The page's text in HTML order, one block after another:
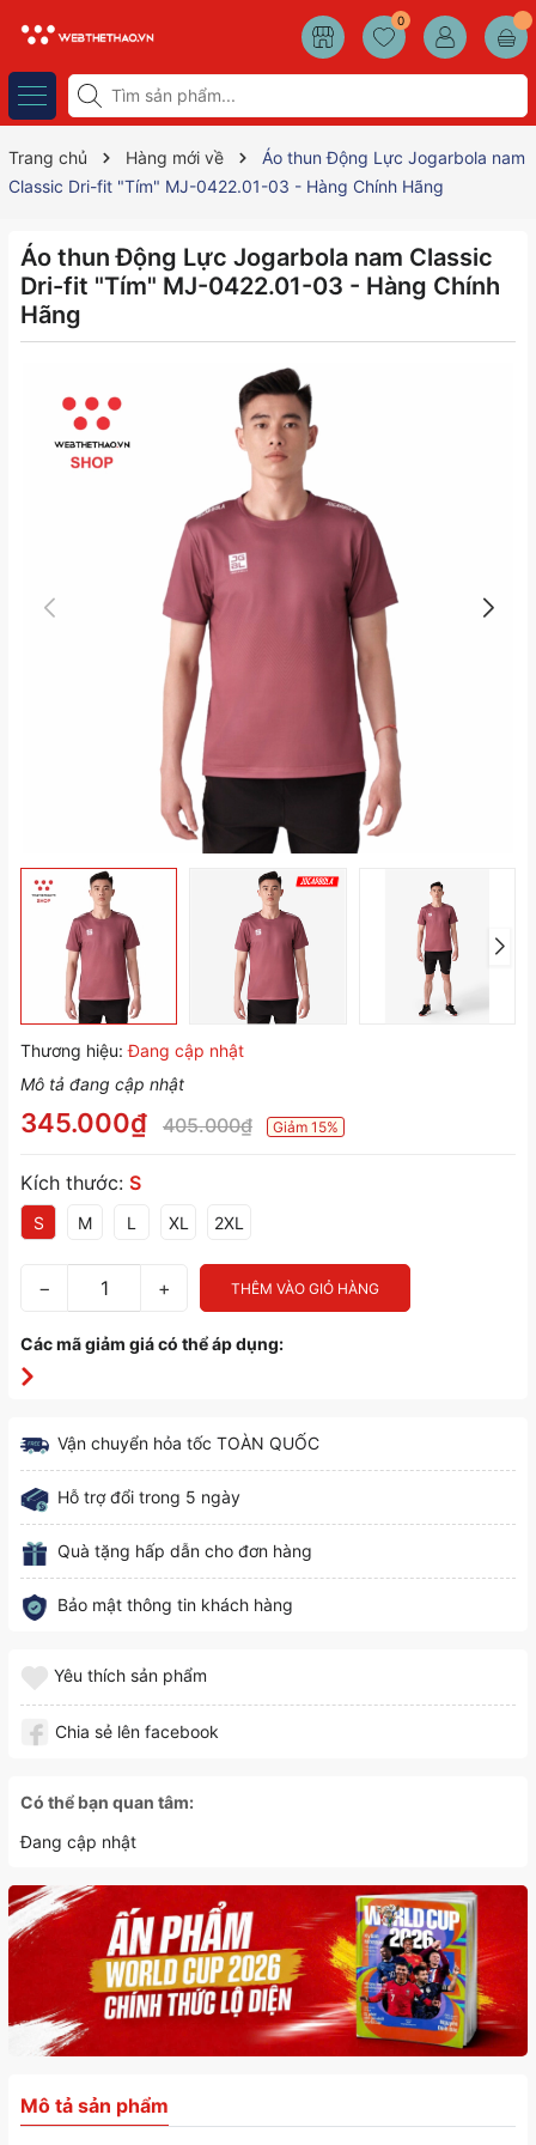
0
Trang chủ Hàng mới về
Áo thun Động Lực Jogarbola nam
Classic Dri-fit "Tím" MJ-0422.01-03 - Hàng Chính Hãng
Áo thun Động Lực Jogarbola nam Classic
Dri-fit "Tím" MJ-0422.01-03 - Hàng Chính
Hãng
Thương hiệu: Đang cập nhật
Mô tả đang cập nhật
345.000₫ 405.000₫ Giảm 15%
Kích thước: S
S M L XL 2XL
− + THÊM VÀO GIỎ HÀNG
Các mã giảm giá có thể áp dụng:
Vận chuyển hỏa tốc TOÀN QUỐC
Hỗ trợ đổi trong 5 ngày
Quà tặng hấp dẫn cho đơn hàng
Bảo mật thông tin khách hàng
Yêu thích sản phẩm
Chia sẻ lên facebook
Có thể bạn quan tâm:
Đang cập nhật
Mô tả sản phẩm